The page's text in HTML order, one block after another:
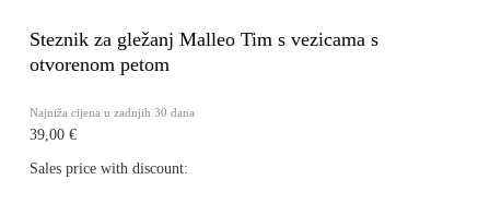
Steznik za gležanj Malleo Tim s vezicama s
otvorenom petom
Najniža cijena u zadnjih 30 dana
39,00 €
Sales price with discount: